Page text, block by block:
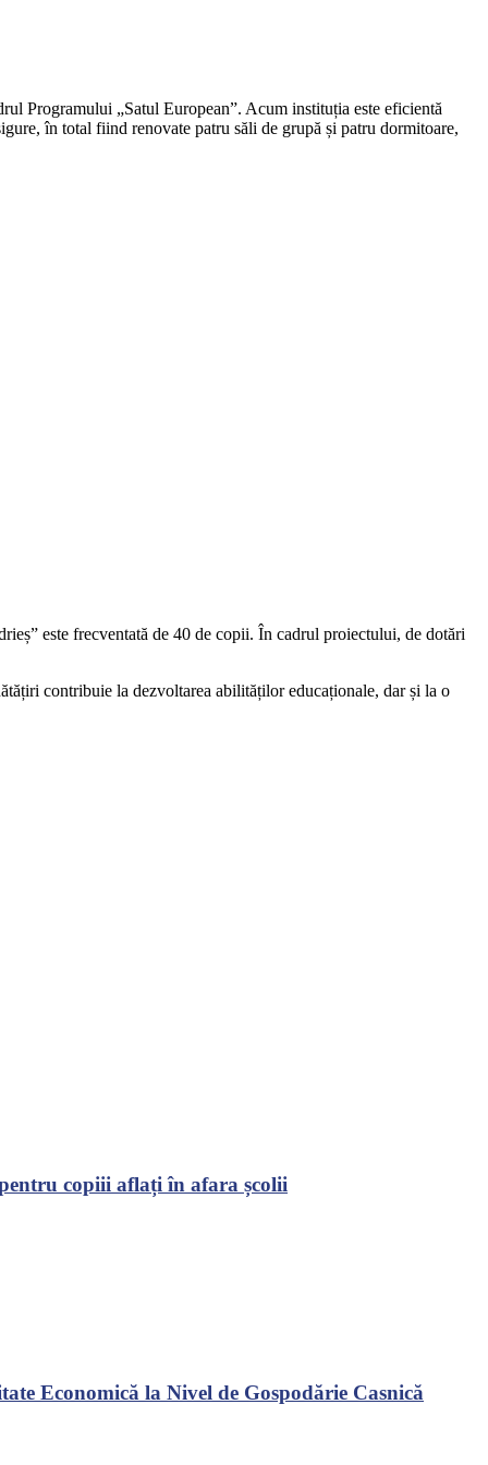
Programului „Satul European”. Acum instituția este eficientă
în total fiind renovate patru săli de grupă și patru dormitoare,
este frecventată de 40 de copii. În cadrul proiectului, de dotări
contribuie la dezvoltarea abilităților educaționale, dar și la o
copiii aflați în afara școlii
Economică la Nivel de Gospodărie Casnică